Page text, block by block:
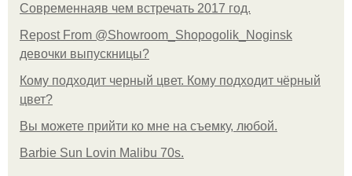
Современнаяв чем встречать 2017 год.
Repost From @Showroom_Shopogolik_Noginsk
девочки выпускницы?
Кому подходит черный цвет. Кому подходит чёрный
цвет?
Вы можете прийти ко мне на съемку, любой.
Barbie Sun Lovin Malibu 70s.